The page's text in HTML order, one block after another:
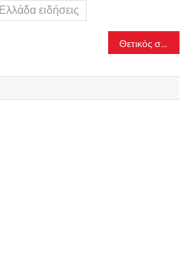
Ελλάδα ειδήσεις
Θετικός στον κορονοϊό ο Κώστας Μπακογιάννης και ο γιος του